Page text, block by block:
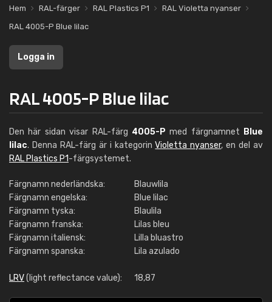
Hem RAL-färger RAL Plastics P1
RAL Violetta nyanser
RAL 4005-P Blue lilac
Logga in
RAL 4005-P Blue lilac
Den här sidan visar RAL-färg 4005-P med färgnamnet Blue
lilac. Denna RAL-färg är i kategorinVioletta nyanser, en del av
RAL Plastics P1-färgsystemet.
Färgnamn nederländska:
Blauwlila
Färgnamn engelska:
Blue lilac
Färgnamn tyska:
Blaulila
Färgnamn franska:
Lilas bleu
Färgnamn italiensk:
Lilla bluastro
Färgnamn spanska:
Lila azulado
LRV(light reflectance value): 18,87